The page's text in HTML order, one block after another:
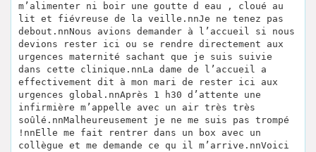
m’alimenter ni boir une goutte d eau , cloué au
lit et fiévreuse de la veille.nnJe ne tenez pas
debout.nnNous avions demander à l’accueil si nous
devions rester ici ou se rendre directement aux
urgences maternité sachant que je suis suivie
dans cette clinique.nnLa dame de l’accueil a
effectivement dit à mon mari de rester ici aux
urgences global.nnAprès 1 h30 d’attente une
infirmière m’appelle avec un air très très
soûlé.nnMalheureusement je ne me suis pas trompé
!nnElle me fait rentrer dans un box avec un
collègue et me demande ce qu il m’arrive.nnVoici